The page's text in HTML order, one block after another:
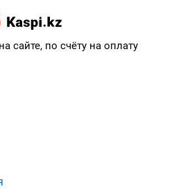
сайте, по счёту на оплату